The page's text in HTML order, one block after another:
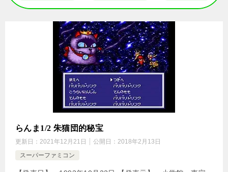
らんま1/2 朱猫団的秘宝
更新日： 2021年12月21日 公開日： 2018年2月13日
スーパーファミコン